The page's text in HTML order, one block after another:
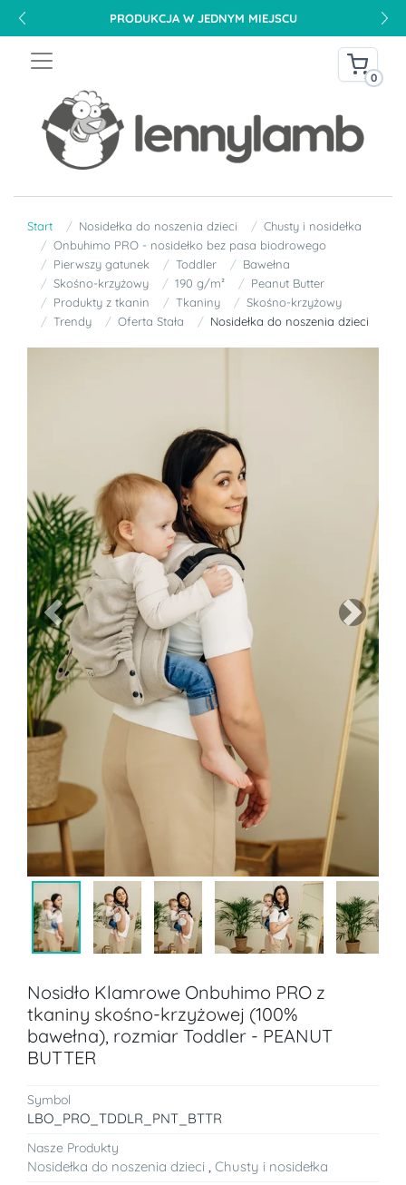
PRODUKCJA W JEDNYM MIEJSCU
0
Start Nosidełka do noszenia dzieci
Chusty i nosidełka
Onbuhimo PRO - nosidełko bez pasa biodrowego
Pierwszy gatunek
Toddler
Bawełna
Skośno-krzyżowy
190 g/m²
Peanut Butter
Produkty z tkanin
Tkaniny
Skośno-krzyżowy
Trendy
Oferta Stała Nosidełka do noszenia dzieci
Previous Next
Nosidło Klamrowe Onbuhimo PRO z
tkaniny skośno-krzyżowej (100%
bawełna), rozmiar Toddler - PEANUT
BUTTER
Symbol
LBO_PRO_TDDLR_PNT_BTTR
Nasze Produkty
Nosidełka do noszenia dzieci Chusty i nosidełka